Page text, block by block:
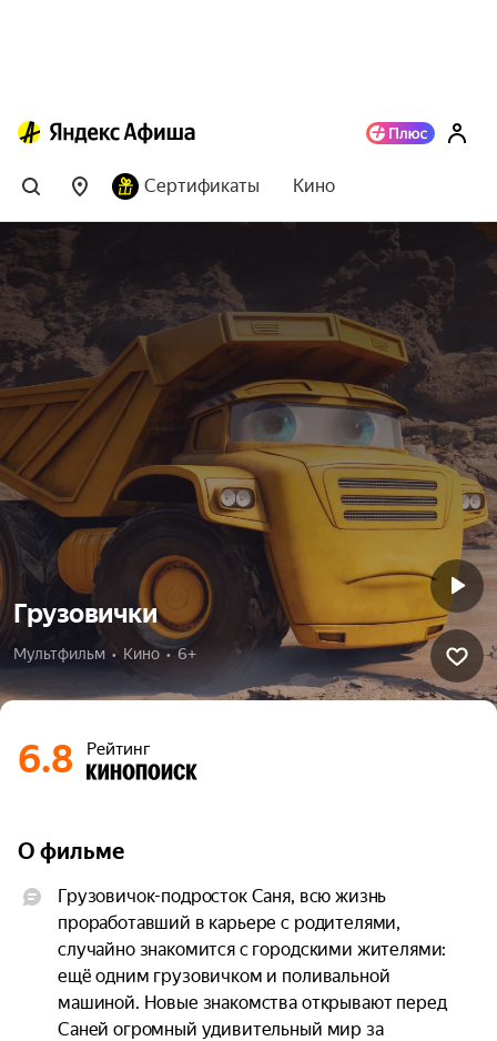
Сертификаты Кино
Грузовички
Мультфильм  •  Кино  •  6+
6.8 Рейтинг
О фильме
Грузовичок-подросток Саня, всю жизнь
проработавший в карьере с родителями,
случайно знакомится с городскими жителями:
ещё одним грузовичком и поливальной
машиной. Новые знакомства открывают перед
Саней огромный удивительный мир за